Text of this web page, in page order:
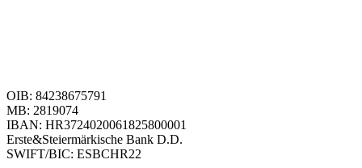
OIB: 84238675791
MB: 2819074
IBAN: HR3724020061825800001
Erste&Steiermärkische Bank D.D.
SWIFT/BIC: ESBCHR22